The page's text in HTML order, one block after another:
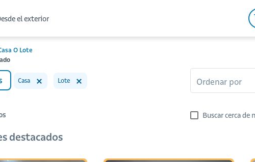
el exterior
O Lote
Casa Lote Ordenar por
Buscar cerca de
destacados